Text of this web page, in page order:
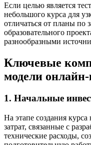
Если целью является
небольшого курса для
отличаться от планы по
образовательного
разнообразными
Ключевые
модели онлайн-
1. Начальные
На этапе создания
затрат, связанные с
технические расходы,